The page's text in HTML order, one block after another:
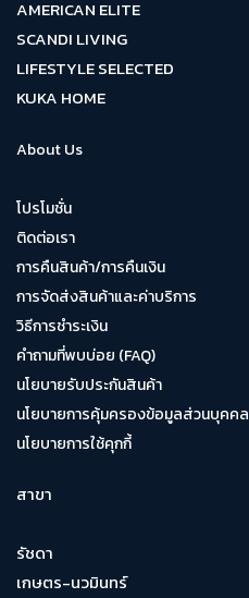
AMERICAN ELITE
SCANDI LIVING
LIFESTYLE SELECTED
KUKA HOME
About Us
โปรโมชั่น
ติดต่อเรา
การคืนสินค้า/การคืนเงิน
การจัดส่งสินค้าและค่าบริการ
วิธีการชำระเงิน
คำถามที่พบบ่อย (FAQ)
นโยบายรับประกันสินค้า
นโยบายการคุ้มครองข้อมูลส่วนบุคคล
นโยบายการใช้คุกกี้
สาขา
รัชดา
เกษตร-นวมินทร์